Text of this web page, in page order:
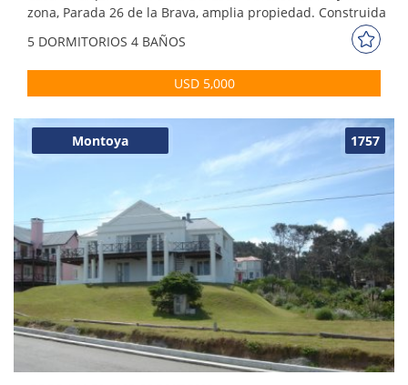
zona, Parada 26 de la Brava, amplia propiedad. Construida
en 3 niveles. Comodidades: - Living comedor - Cocina
integrada - 5 Dormitorios (2 suites) - 4 baños - Playroom con
cocina integrada y juegos - Parque con piscina - Parrillero -
5 DORMITORIOS 4 BAÑOS
USD 5,000
1757
Montoya